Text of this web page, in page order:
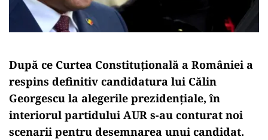
După ce Curtea Constituțională a României a
respins definitiv candidatura lui Călin
Georgescu la alegerile prezidențiale, în
interiorul partidului AUR s-au conturat noi
scenarii pentru desemnarea unui candidat.